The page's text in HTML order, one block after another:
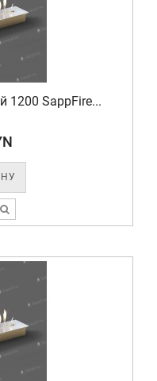
1200 SappFire...